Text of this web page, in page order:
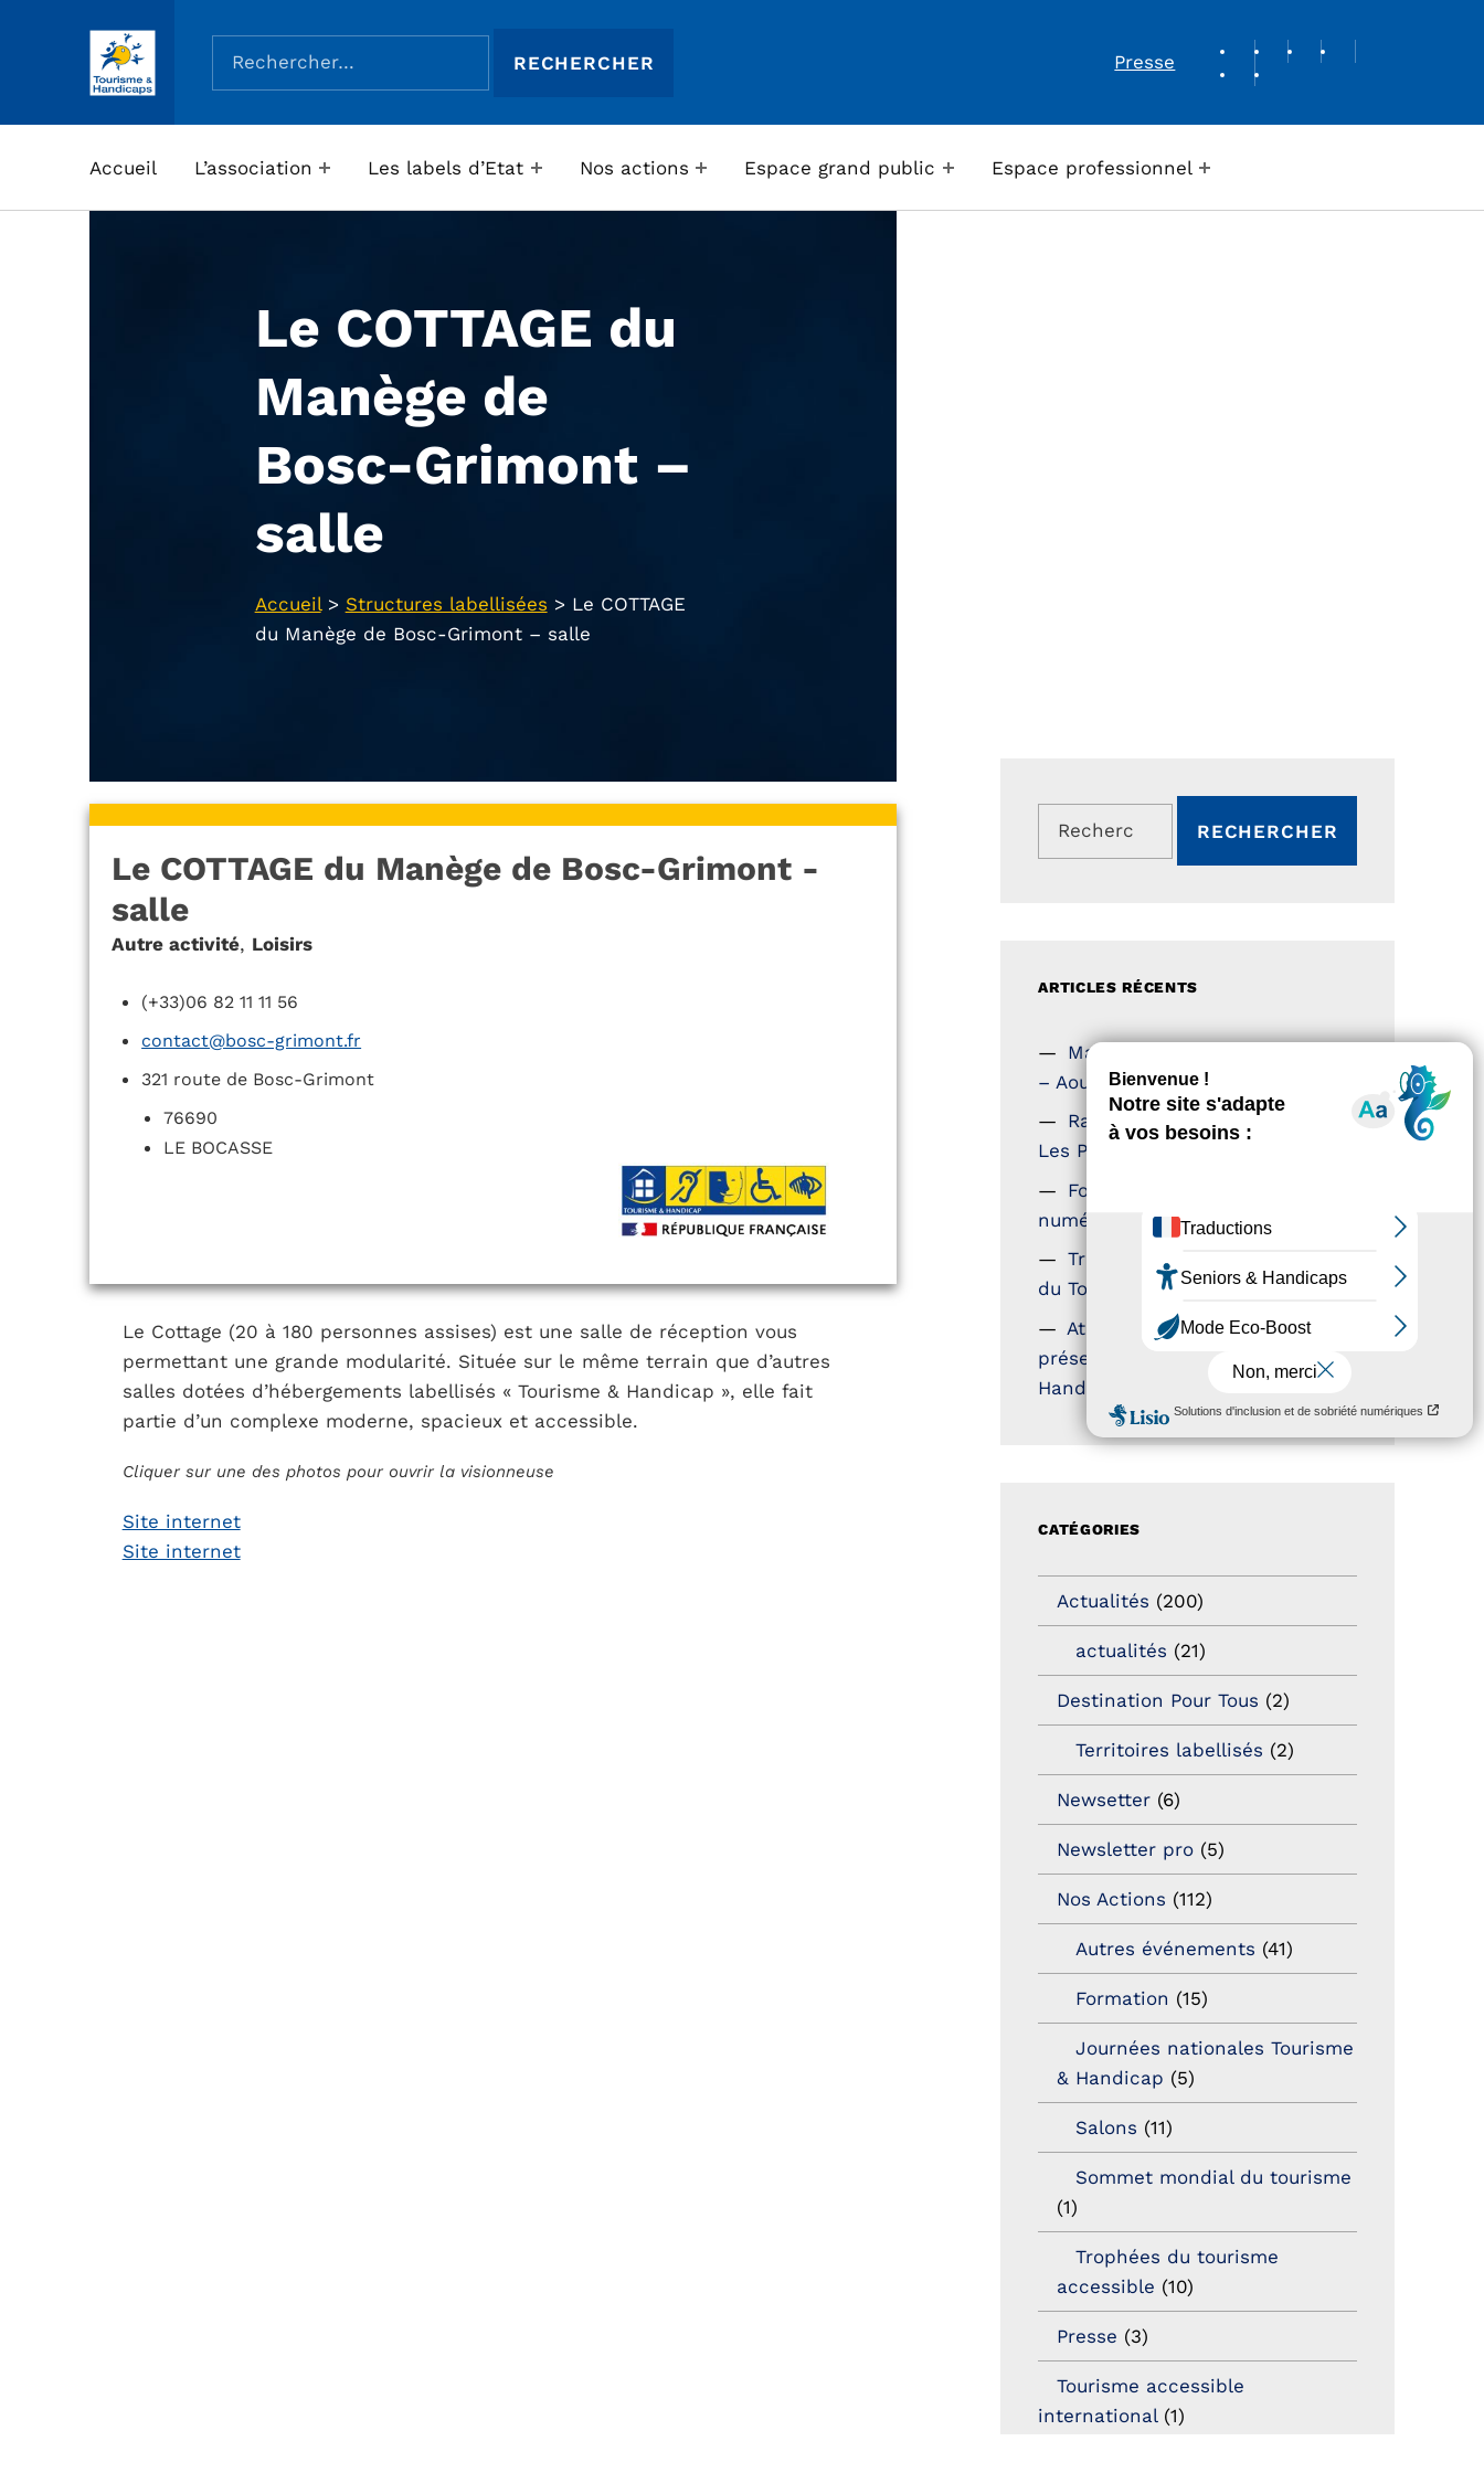
ASSOCIATION TOURISME ET HANDICAPS
Rechercher :
Presse
REVUE DE PRESSE
Accueil L’association Les labels d’Etat Nos actions Espace grand public Espace professionnel
Le COTTAGE du
Manège de
Bosc-Grimont –
salle
Accueil> Structures labellisées > Le COTTAGE
du Manège de Bosc-Grimont – salle
Le COTTAGE du Manège de Bosc-Grimont -
salle
Autre activité, Loisirs
(+33)06 82 11 11 56
contact@bosc-grimont.fr
321 route de Bosc-Grimont
76690
LE BOCASSE
Le Cottage (20 à 180 personnes assises) est une salle de réception vous
permettant une grande modularité. Située sur le même terrain que d’autres
salles dotées d’hébergements labellisés « Tourisme & Handicap », elle fait
partie d’un complexe moderne, spacieux et accessible.
Cliquer sur une des photos pour ouvrir la visionneuse
Site internet
Site internet
Rechercher :
ARTICLES RÉCENTS
Magazine Tourisme Accessible
– Aout 2026
Rallye Aicha des Gazelles –
Les Petillantes
Formation Communication
numérique
Trophées Horizons – Acteurs
du Tourisme Durable
Atout France – flyer
présentation label Tourisme &
Handicap
CATÉGORIES
Actualités (200)
actualités (21)
Destination Pour Tous (2)
Territoires labellisés (2)
Newsetter (6)
Newsletter pro (5)
Nos Actions (112)
Autres événements (41)
Formation (15)
Journées nationales Tourisme
& Handicap (5)
Salons (11)
Sommet mondial du tourisme
(1)
Trophées du tourisme
accessible (10)
Presse (3)
Tourisme accessible
international(1)